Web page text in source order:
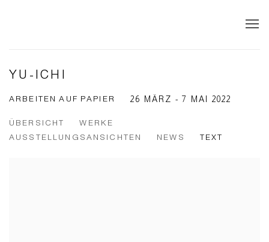
YU-ICHI
ARBEITEN AUF PAPIER 26 MÄRZ - 7 MAI 2022
ÜBERSICHT
WERKE
AUSSTELLUNGSANSICHTEN
NEWS TEXT